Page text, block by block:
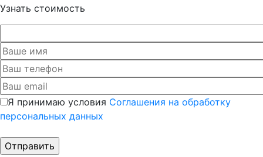
Узнать стоимость
Я принимаю условия Соглашения на обработку
персональных данных